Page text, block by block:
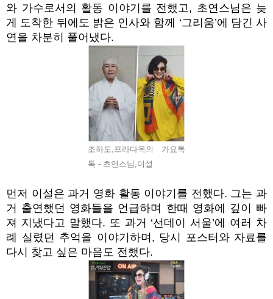
와 가수로서의 활동 이야기를 전했고, 초연스님은 늦
게 도착한 뒤에도 밝은 인사와 함께 ‘그리움’에 담긴 사
연을 차분히 풀어냈다.
조하도,프라다옥의 가요톡
톡 - 초연스님,이설
먼저 이설은 과거 영화 활동 이야기를 전했다. 그는 과
거 출연했던 영화들을 언급하며 한때 영화에 깊이 빠
져 지냈다고 말했다. 또 과거 ‘선데이 서울’에 여러 차
례 실렸던 추억을 이야기하며, 당시 포스터와 자료를
다시 찾고 싶은 마음도 전했다.